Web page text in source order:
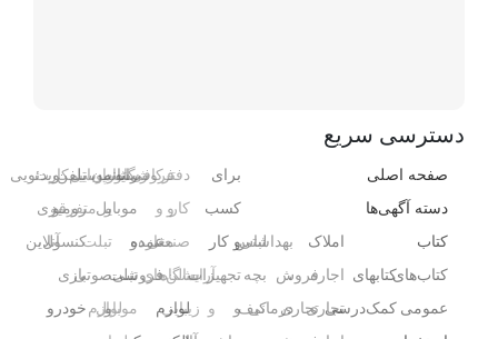
دسترسی سریع
صفحه اصلی
دسته آگهی‌ها
کتاب
کتاب‌های
عمومی
کتابهای
کمک‌درسی
املاک
اجاره
تجاری
فروش
تجاری
بهداشتی
،
درمانی
لباس
بچه
کیف
برای
کسب
و کار
تجهیزات
و
آرایشگاه
و
سالن‌های
زیبایی
دفتر
کار
صنعتی
فروشگاه
و
مغازه
کافی‌شاپ
و
رستوران
عمده
فروشی
لوازم
رایانه
موبایل
و
تبلت
موبایل
لوازم
موبایل
و
تبلت
سیم‌کارت
متفرقه
صوتی
و
تلفن
رومیزی
کنسول،
بازی‌
ویدئویی
و
آنلاین
خودرو